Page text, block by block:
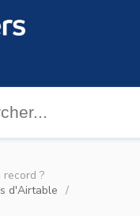
d'Airtable
record ?